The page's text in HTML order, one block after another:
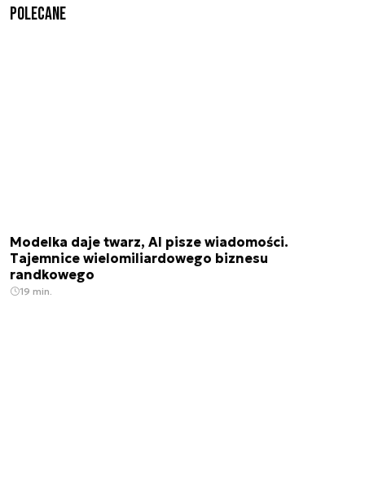
Polecane
Modelka daje twarz, AI pisze wiadomości.
Tajemnice wielomiliardowego biznesu
randkowego
19 min.